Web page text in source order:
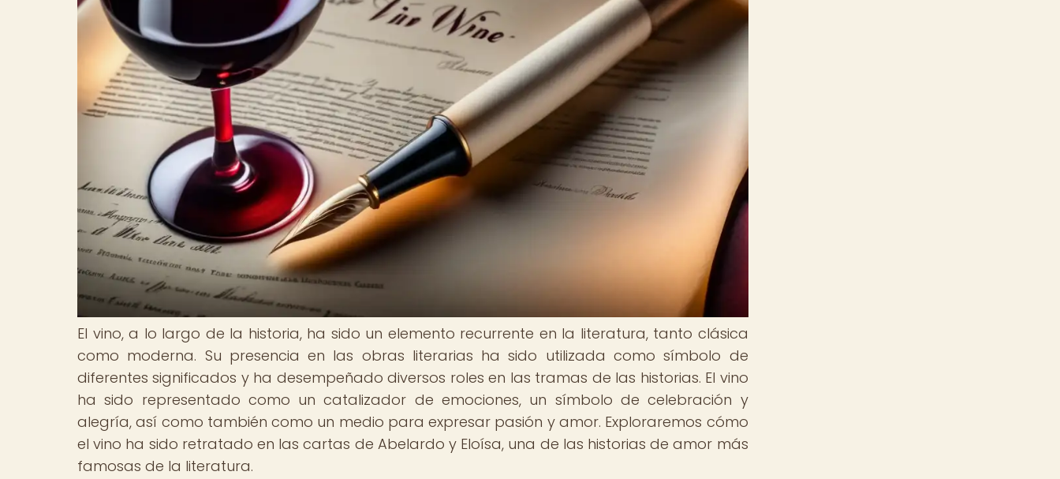
El vino, a lo largo de la historia, ha sido un elemento recurrente en la literatura, tanto clásica
como moderna. Su presencia en las obras literarias ha sido utilizada como símbolo de
diferentes significados y ha desempeñado diversos roles en las tramas de las historias. El vino
ha sido representado como un catalizador de emociones, un símbolo de celebración y
alegría, así como también como un medio para expresar pasión y amor. Exploraremos cómo
el vino ha sido retratado en las cartas de Abelardo y Eloísa, una de las historias de amor más
famosas de la literatura.